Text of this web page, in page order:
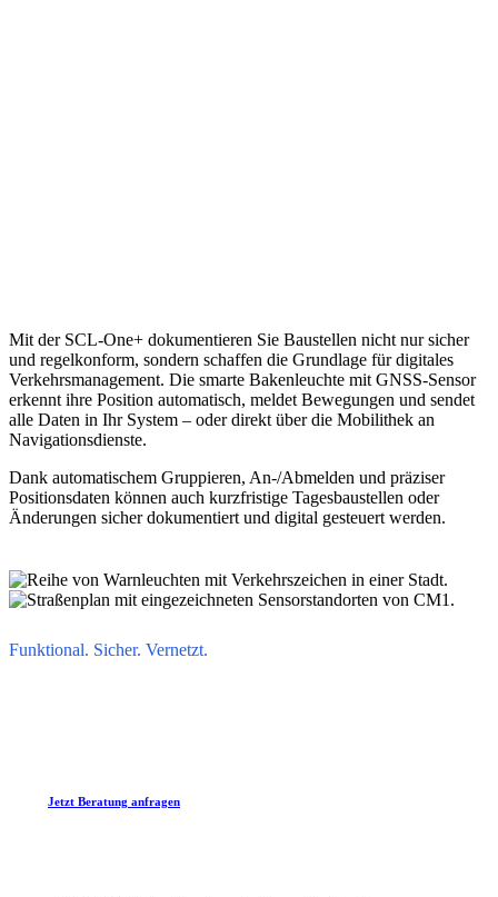
Mit der SCL-One+ dokumentieren Sie Baustellen nicht nur sicher
und regelkonform, sondern schaffen die Grundlage für digitales
Verkehrsmanagement. Die smarte Bakenleuchte mit GNSS-Sensor
erkennt ihre Position automatisch, meldet Bewegungen und sendet
alle Daten in Ihr System – oder direkt über die Mobilithek an
Navigationsdienste.
Dank automatischem Gruppieren, An-/Abmelden und präziser
Positionsdaten können auch kurzfristige Tagesbaustellen oder
Änderungen sicher dokumentiert und digital gesteuert werden.
Funktional. Sicher. Vernetzt.
Jetzt Beratung anfragen